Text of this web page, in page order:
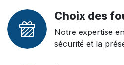
Choix des
Notre expertise
sécurité et la